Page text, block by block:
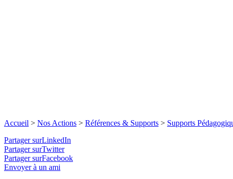
Accueil > Nos Actions > Références & Supports > Supports
Partager surLinkedIn
Partager surTwitter
Partager surFacebook
Envoyer à un ami